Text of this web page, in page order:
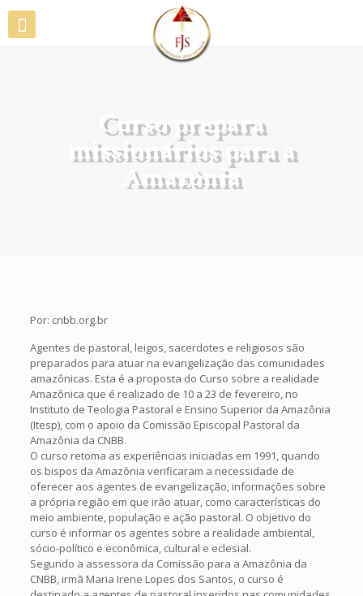
Curso prepara
missionários para a
Amazônia
Por: cnbb.org.br
Agentes de pastoral, leigos, sacerdotes e religiosos são
preparados para atuar na evangelização das comunidades
amazônicas. Esta é a proposta do Curso sobre a realidade
Amazônica que é realizado de 10 a 23 de fevereiro, no
Instituto de Teologia Pastoral e Ensino Superior da Amazônia
(Itesp), com o apoio da Comissão Episcopal Pastoral da
Amazônia da CNBB.
O curso retoma as experiências iniciadas em 1991, quando
os bispos da Amazônia verificaram a necessidade de
oferecer aos agentes de evangelização, informações sobre
a própria região em que irão atuar, como características do
meio ambiente, população e ação pastoral. O objetivo do
curso é informar os agentes sobre a realidade ambiental,
sócio-político e econômica, cultural e eclesial.
Segundo a assessora da Comissão para a Amazônia da
CNBB, irmã Maria Irene Lopes dos Santos, o curso é